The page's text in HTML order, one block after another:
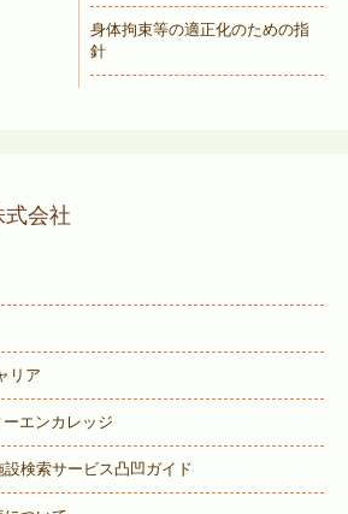
身体拘束等の適正化のための指
針
式会社
リア
エンカレッジ
検索サービス凸凹ガイド